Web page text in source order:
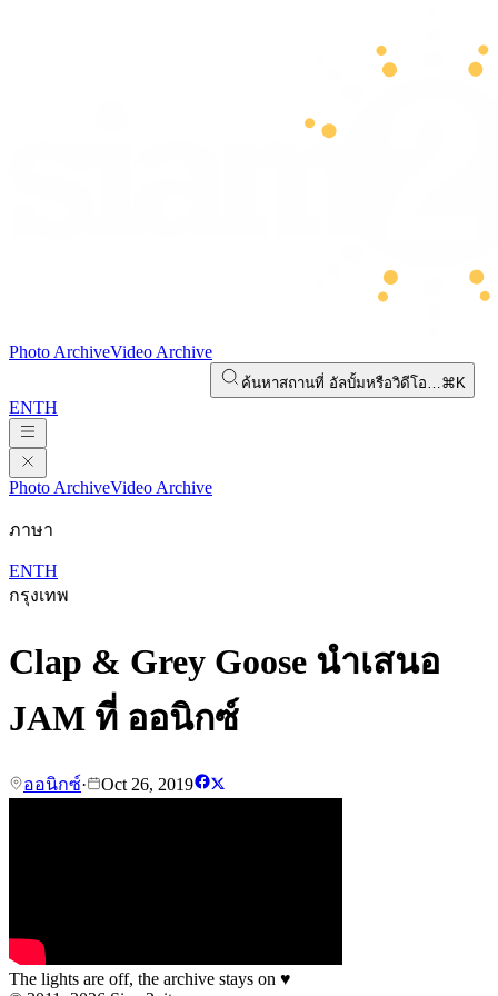
Photo ArchiveVideo Archive
ค้นหาสถานที่ อัลบั้มหรือวิดีโอ…⌘K
ENTH
Photo ArchiveVideo Archive
ภาษา
ENTH
กรุงเทพ
Clap & Grey Goose นำเสนอ
JAM ที่ ออนิกซ์
ออนิกซ์· Oct 26, 2019
The lights are off, the archive stays on ♥